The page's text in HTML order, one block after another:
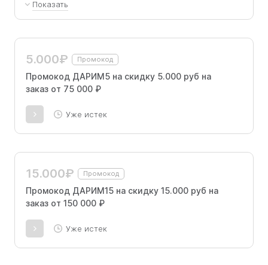
Показать
промокоду.
5.000₽ Промокод
Промокод ДАРИМ5 на скидку 5.000 руб на
заказ от 75 000 ₽
Уже истек
15.000₽ Промокод
Промокод ДАРИМ15 на скидку 15.000 руб на
заказ от 150 000 ₽
Уже истек